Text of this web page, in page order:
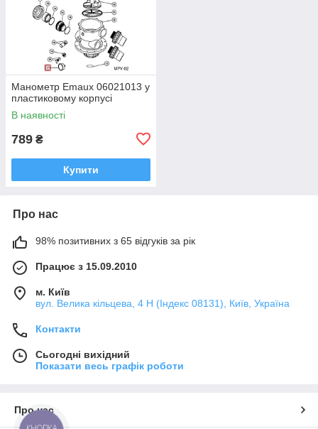
Манометр Emaux 06021013 у
пластиковому корпусі
В наявності
789 ₴
Купити
Про нас
98% позитивних з 65 відгуків за рік
Працює з 15.09.2010
м. Київ
вул. Велика кільцева, 4 Н (Індекс 08131), Київ, Україна
Контакти
Сьогодні вихідний
Показати весь графік роботи
Про нас